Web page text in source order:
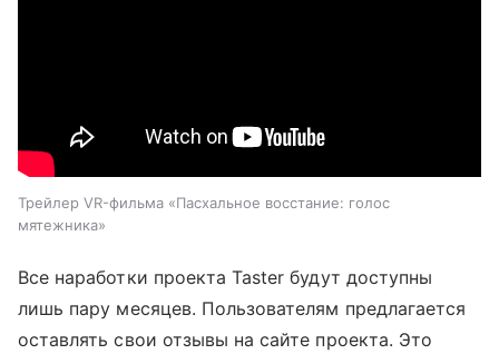
Трейлер VR-фильма «Пасхальное восстание: голос
мятежника»
Все наработки проекта Taster будут доступны
лишь пару месяцев. Пользователям предлагается
оставлять свои отзывы на сайте проекта. Это